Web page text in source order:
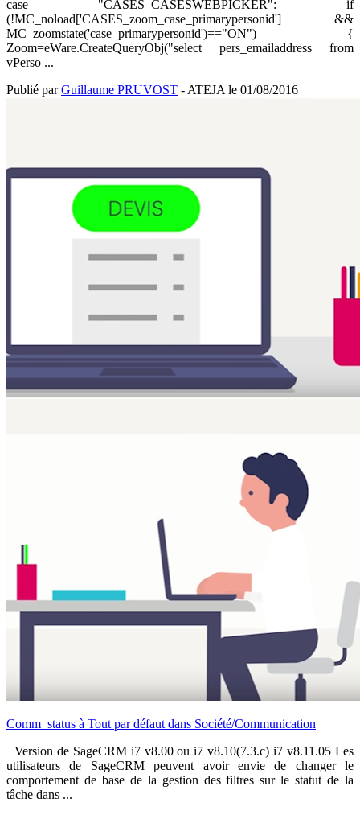
case "CASES_CASESWEBPICKER": if
(!MC_noload['CASES_zoom_case_primarypersonid'] &&
MC_zoomstate('case_primarypersonid')=="ON") {
Zoom=eWare.CreateQueryObj("select pers_emailaddress from
vPerso ...
Publié parGuillaume PRUVOST - ATEJA le 01/08/2016
Comm_status à Tout par défaut dans Société/Communication
Version de SageCRM i7 v8.00 ou i7 v8.10(7.3.c) i7 v8.11.05 Les
utilisateurs de SageCRM peuvent avoir envie de changer le
comportement de base de la gestion des filtres sur le statut de la
tâche dans ...